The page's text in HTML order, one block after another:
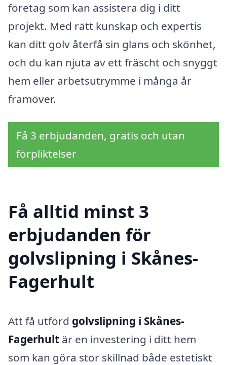
företag som kan assistera dig i ditt
projekt. Med rätt kunskap och expertis
kan ditt golv återfå sin glans och skönhet,
och du kan njuta av ett fräscht och snyggt
hem eller arbetsutrymme i många år
framöver.
Få 3 erbjudanden, gratis och utan
förpliktelser
Få alltid minst 3
erbjudanden för
golvslipning i Skånes-
Fagerhult
Att få utförd golvslipning i Skånes-
Fagerhult är en investering i ditt hem
som kan göra stor skillnad både estetiskt